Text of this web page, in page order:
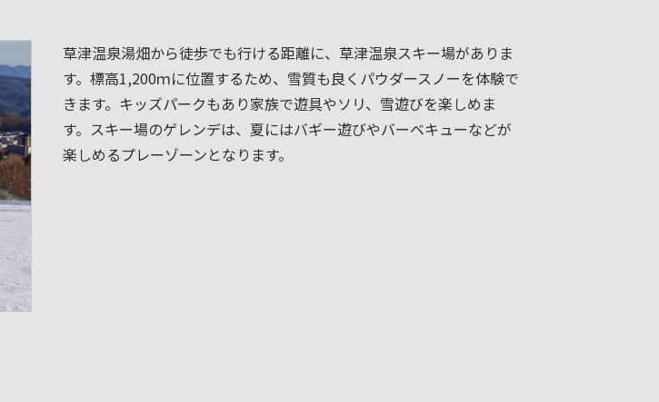
草津温泉湯畑から徒歩でも行ける距離に、草津温泉スキー場がありま
す。標高1,200ｍに位置するため、雪質も良くパウダースノーを体験で
きます。キッズパークもあり家族で遊具やソリ、雪遊びを楽しめま
す。スキー場のゲレンデは、夏にはバギー遊びやバーベキューなどが
楽しめるプレーゾーンとなります。